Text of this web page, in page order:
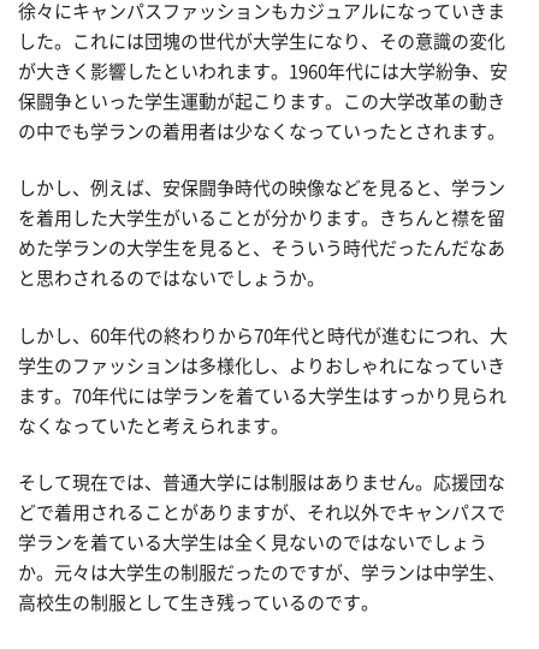
徐々にキャンパスファッションもカジュアルになっていきま
した。これには団塊の世代が大学生になり、その意識の変化
が大きく影響したといわれます。1960年代には大学紛争、安
保闘争といった学生運動が起こります。この大学改革の動き
の中でも学ランの着用者は少なくなっていったとされます。
しかし、例えば、安保闘争時代の映像などを見ると、学ラン
を着用した大学生がいることが分かります。きちんと襟を留
めた学ランの大学生を見ると、そういう時代だったんだなあ
と思わされるのではないでしょうか。
しかし、60年代の終わりから70年代と時代が進むにつれ、大
学生のファッションは多様化し、よりおしゃれになっていき
ます。70年代には学ランを着ている大学生はすっかり見られ
なくなっていたと考えられます。
そして現在では、普通大学には制服はありません。応援団な
どで着用されることがありますが、それ以外でキャンパスで
学ランを着ている大学生は全く見ないのではないでしょう
か。元々は大学生の制服だったのですが、学ランは中学生、
高校生の制服として生き残っているのです。